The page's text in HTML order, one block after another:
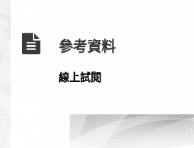
參考資料
線上試閱